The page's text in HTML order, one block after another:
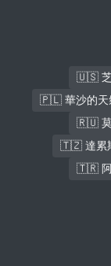
🇺🇸 芝
🇵🇱 華沙的天
🇷🇺 莫
🇹🇿 達累
🇹🇷 阿